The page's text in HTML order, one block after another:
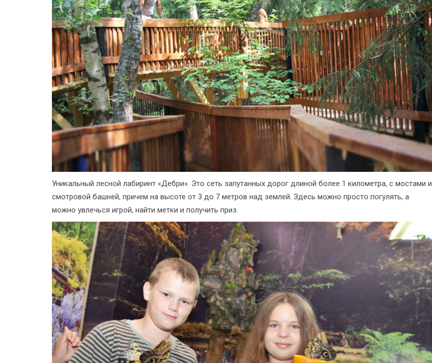
Уникальный лесной лабиринт «Дебри». Это сеть запутанных дорог длиной более 1 километра, с мостами и
смотровой башней, причем на высоте от 3 до 7 метров над землей. Здесь можно просто погулять, а
можно увлечься игрой, найти метки и получить приз.